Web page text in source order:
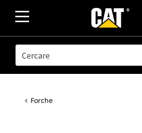
SEARCH
Forche